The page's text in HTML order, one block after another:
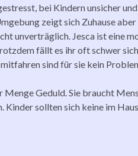
bei Kindern unsicher
zeigt sich Zuhause
unverträglich. Jesca ist eine
fällt es ihr oft schwer
sind für sie kein
Geduld. Sie braucht
Kinder sollten sich keine im